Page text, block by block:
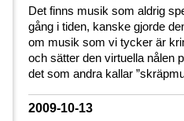
Det finns musik som aldrig
gång i tiden, kanske gjorde
om musik som vi tycker är
och sätter den virtuella nålen
det som andra kallar
2009-10-13